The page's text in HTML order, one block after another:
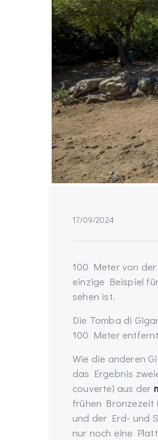
17/09/2024
100 Meter von
einzige Beispiel
sehen ist.
Die Tomba di
100 Meter
Wie die anderen
das Ergebnis
couverte) aus der
frühen Bronzezeit
und der Erd- und
nur noch eine